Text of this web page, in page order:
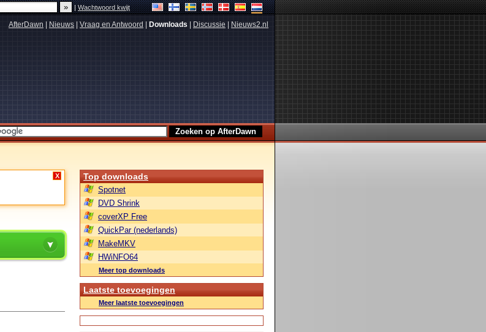
|Wachtwoord kwijt
AfterDawn Nieuws Vraag en Antwoord Downloads Discussie Nieuws2.nl
X Top downloads
Spotnet
DVD Shrink
coverXP Free
QuickPar (nederlands)
MakeMKV
HWiNFO64
Meer top downloads
Laatste toevoegingen
Meer laatste toevoegingen